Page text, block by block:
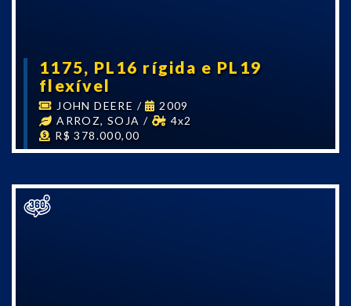
1175, PL16 rígida e PL19
flexível
JOHN DEERE /
2009
ARROZ, SOJA /
4x2
R$ 378.000,00